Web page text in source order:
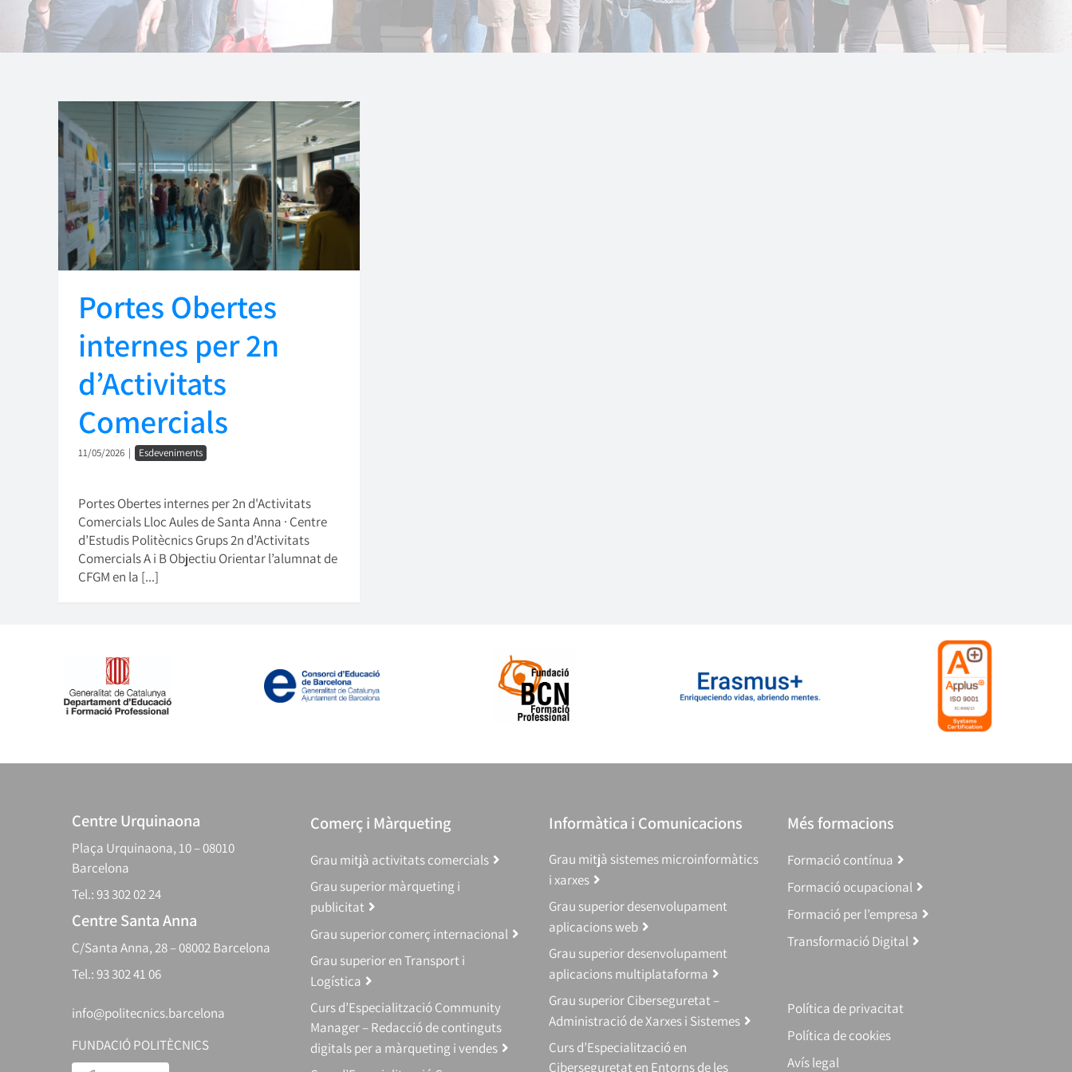
Portes Obertes
internes per 2n
d’Activitats
Comercials
11/05/2026 | Esdeveniments
Portes Obertes internes per 2n d'Activitats
Comercials Lloc Aules de Santa Anna · Centre
d’Estudis Politècnics Grups 2n d’Activitats
Comercials A i B Objectiu Orientar l’alumnat de
CFGM en la [...]
Centre Urquinaona
Plaça Urquinaona, 10 – 08010
Barcelona
Tel.: 93 302 02 24
Centre Santa Anna
C/Santa Anna, 28 – 08002 Barcelona
Tel.: 93 302 41 06
info@politecnics.barcelona
FUNDACIÓ POLITÈCNICS
Comerç i Màrqueting
Grau mitjà activitats comercials
Grau superior màrqueting i
publicitat
Grau superior comerç internacional
Grau superior en Transport i
Logística
Curs d’Especialització Community
Manager – Redacció de continguts
digitals per a màrqueting i vendes
Informàtica i Comunicacions
Grau mitjà sistemes microinformàtics
i xarxes
Grau superior desenvolupament
aplicacions web
Grau superior desenvolupament
aplicacions multiplataforma
Grau superior Ciberseguretat –
Administració de Xarxes i Sistemes
Curs d’Especialització en
Ciberseguretat en Entorns de les
Més formacions
Formació contínua
Formació ocupacional
Formació per l’empresa
Transformació Digital
Política de privacitat
Política de cookies
Avís legal